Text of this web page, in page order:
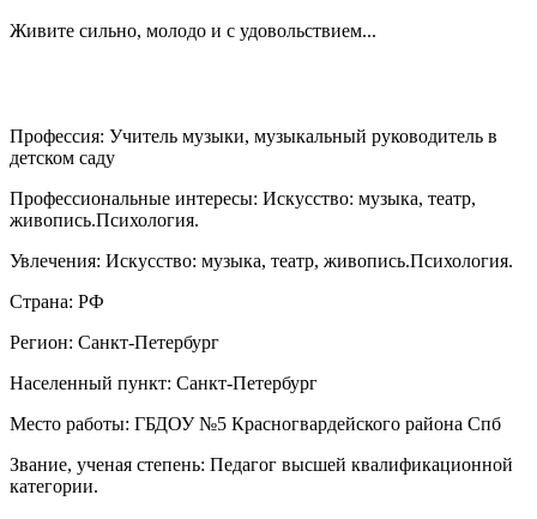
Живите сильно, молодо и с удовольствием...
Профессия: Учитель музыки, музыкальный руководитель в
детском саду
Профессиональные интересы: Искусство: музыка, театр,
живопись.Психология.
Увлечения: Искусство: музыка, театр, живопись.Психология.
Страна: РФ
Регион: Санкт-Петербург
Населенный пункт: Санкт-Петербург
Место работы: ГБДОУ №5 Красногвардейского района Спб
Звание, ученая степень: Педагог высшей квалификационной
категории.